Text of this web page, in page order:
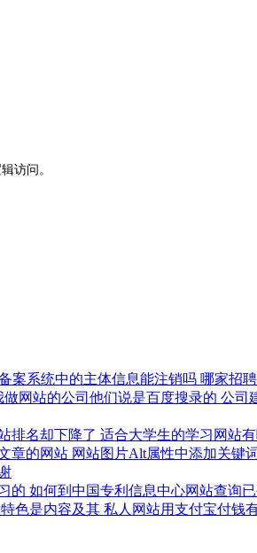
访问。
案系统中的主体信息能注销吗 哪家招
网站的公司他们说是百度搜录的 公司
排名却下降了 适合大学生的学习网站
章的网站 网站图片Alt属性中添加关键
的 如何到中国专利信息中心网站查询
色是内容及其 私人网站用支付宝付钱